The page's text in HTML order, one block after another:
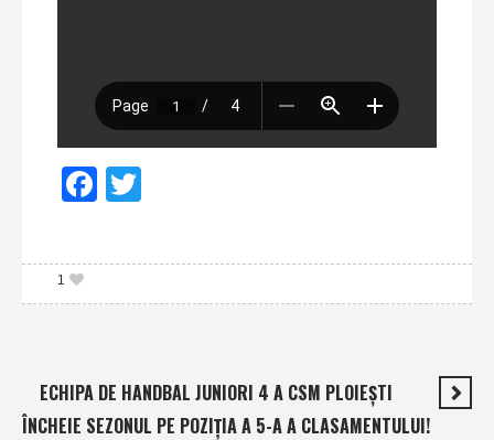
Facebook
1
ECHIPA DE HANDBAL JUNIORI 4 A CSM PLOIEŞTI
ÎNCHEIE SEZONUL PE POZIŢIA A 5-A A CLASAMENTULUI!